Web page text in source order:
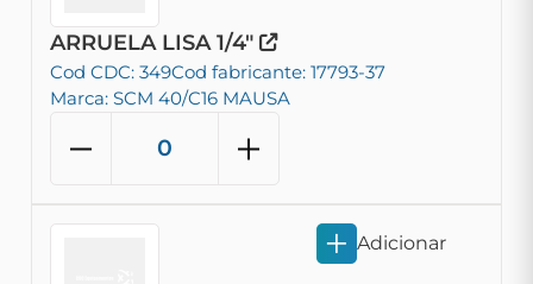
ARRUELA LISA 1/4"
Cod CDC: 349Cod fabricante: 17793-37
Marca: SCM 40/C16 MAUSA
Adicionar